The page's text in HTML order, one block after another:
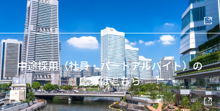
中途採用（社員・パートアルバイト）の
応募はこちら